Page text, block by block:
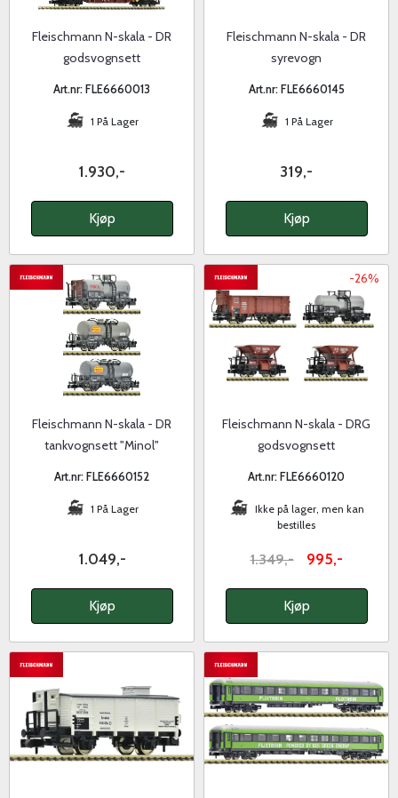
Fleischmann N-skala - DR
godsvognsett
Art.nr: FLE6660013
1 På Lager
1.930,-
Kjøp
Fleischmann N-skala - DR
syrevogn
Art.nr: FLE6660145
1 På Lager
319,-
Kjøp
Fleischmann N-skala - DR
tankvognsett "Minol"
Art.nr: FLE6660152
1 På Lager
1.049,-
Kjøp
-26%
Fleischmann N-skala - DRG
godsvognsett
Art.nr: FLE6660120
Ikke på lager, men kan
bestilles
1.349,- 995,-
Kjøp